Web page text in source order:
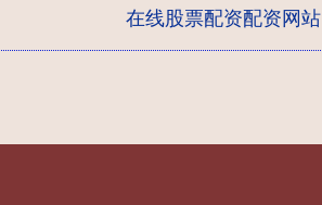
在线股票配资配资网站